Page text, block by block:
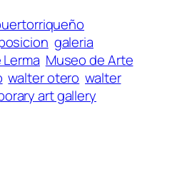
galeria
Museo de Arte
walter otero walter
art gallery